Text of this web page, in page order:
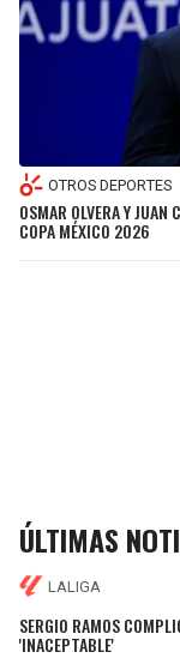
OTROS DEPORTES
OSMAR OLVERA Y JUAN
COPA MÉXICO 2026
ÚLTIMAS
LALIGA
SERGIO RAMOS
'INACEPTABLE'